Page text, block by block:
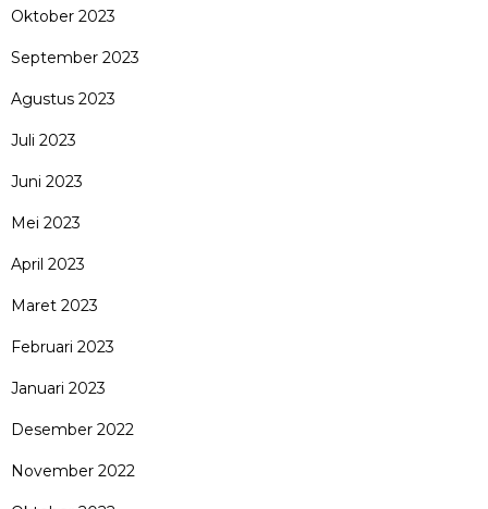
Oktober 2023
September 2023
Agustus 2023
Juli 2023
Juni 2023
Mei 2023
April 2023
Maret 2023
Februari 2023
Januari 2023
Desember 2022
November 2022